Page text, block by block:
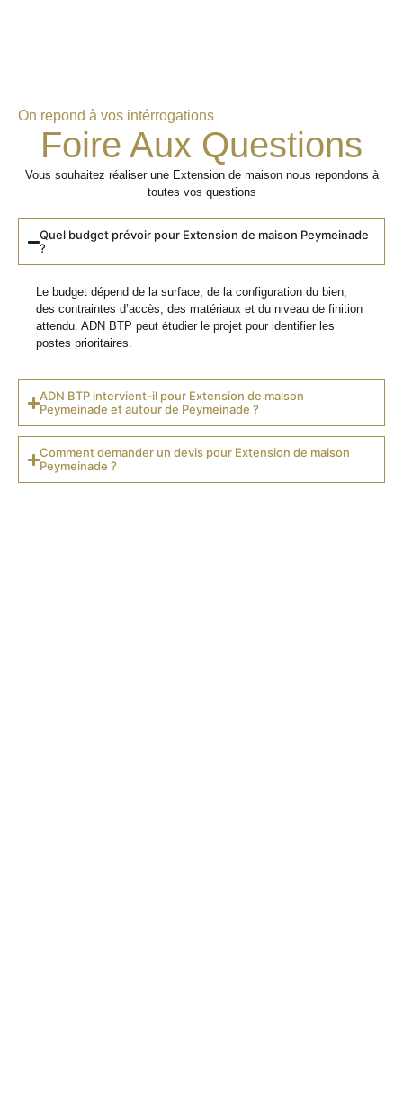
On repond à vos intérrogations
Foire Aux Questions
Vous souhaitez réaliser une Extension de maison nous repondons à
toutes vos questions
Quel budget prévoir pour Extension de maison Peymeinade
?
Le budget dépend de la surface, de la configuration du bien,
des contraintes d’accès, des matériaux et du niveau de finition
attendu. ADN BTP peut étudier le projet pour identifier les
postes prioritaires.
ADN BTP intervient-il pour Extension de maison
Peymeinade et autour de Peymeinade ?
Comment demander un devis pour Extension de maison
Peymeinade ?